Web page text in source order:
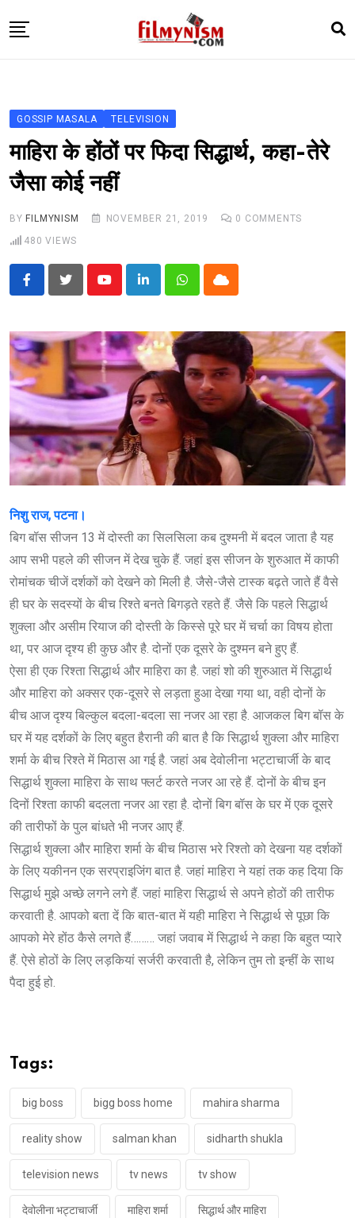
to
TELEVISION
BHOJPURI
NEWS ABTAK
STARRY SIDES
GOSSIP MASALA TELEVISION
माहिरा के होंठों पर फिदा सिद्धार्थ, कहा-तेरे
जैसा कोई नहीं
BY FILMYNISM NOVEMBER 21, 2019 0 COMMENTS
480 VIEWS
YoutubeLinkedInWhatsappCloud
निशु राज, पटना।
बिग बॉस सीजन 13 में दोस्ती का सिलसिला कब दुश्मनी में बदल जाता है यह
आप सभी पहले की सीजन में देख चुके हैं. जहां इस सीजन के शुरुआत में काफी
रोमांचक चीजें दर्शकों को देखने को मिली है. जैसे-जैसे टास्क बढ़ते जाते हैं वैसे
ही घर के सदस्यों के बीच रिश्ते बनते बिगड़ते रहते हैं. जैसे कि पहले सिद्धार्थ
शुक्ला और असीम रियाज की दोस्ती के किस्से पूरे घर में चर्चा का विषय होता
था, पर आज दृश्य ही कुछ और है. दोनों एक दूसरे के दुश्मन बने हुए हैं.
ऐसा ही एक रिश्ता सिद्धार्थ और माहिरा का है. जहां शो की शुरुआत में सिद्धार्थ
और माहिरा को अक्सर एक-दूसरे से लड़ता हुआ देखा गया था, वही दोनों के
बीच आज दृश्य बिल्कुल बदला-बदला सा नजर आ रहा है. आजकल बिग बॉस के
घर में यह दर्शकों के लिए बहुत हैरानी की बात है कि सिद्धार्थ शुक्ला और माहिरा
शर्मा के बीच रिश्ते में मिठास आ गई है. जहां अब देवोलीना भट्टाचार्जी के बाद
सिद्धार्थ शुक्ला माहिरा के साथ फ्लर्ट करते नजर आ रहे हैं. दोनों के बीच इन
दिनों रिश्ता काफी बदलता नजर आ रहा है. दोनों बिग बॉस के घर में एक दूसरे
की तारीफों के पुल बांधते भी नजर आए हैं.
सिद्धार्थ शुक्ला और माहिरा शर्मा के बीच मिठास भरे रिश्तो को देखना यह दर्शकों
के लिए यकीनन एक सरप्राइजिंग बात है. जहां माहिरा ने यहां तक कह दिया कि
सिद्धार्थ मुझे अच्छे लगने लगे हैं. जहां माहिरा सिद्धार्थ से अपने होठों की तारीफ
करवाती है. आपको बता दें कि बात-बात में यही माहिरा ने सिद्धार्थ से पूछा कि
आपको मेरे होंठ कैसे लगते हैं……… जहां जवाब में सिद्धार्थ ने कहा कि बहुत प्यारे
हैं. ऐसे होठों के लिए लड़कियां सर्जरी करवाती है, लेकिन तुम तो इन्हीं के साथ
पैदा हुई हो.
Tags:
big boss bigg boss home mahira sharma
reality show salman khan sidharth shukla
television news tv news tv show
देवोलीना भट्टाचार्जी माहिरा शर्मा सिद्धार्थ और माहिरा